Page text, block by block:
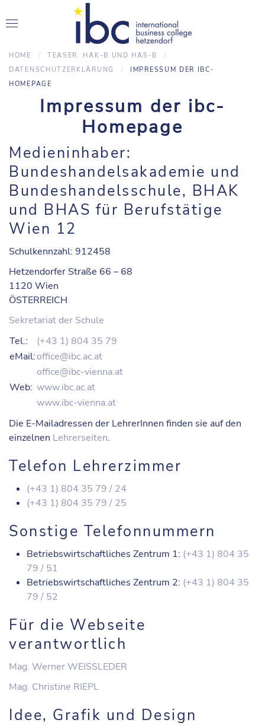
HOME
TEASER: HAK-B UND HAS-B
DATENSCHUTZERKLÄRUNG
IMPRESSUM DER IBC-
HOMEPAGE
Impressum der ibc-
Homepage
Medieninhaber:
Bundeshandelsakademie und
Bundeshandelsschule, BHAK
und BHAS für Berufstätige
Wien 12
Schulkennzahl: 912458
Hetzendorfer Straße 66 – 68
1120 Wien
ÖSTERREICH
Sekretariat der Schule
Tel.:
(+43 1) 804 35 79
eMail:office@ibc.ac.at
office@ibc-vienna.at
Web: www.ibc.ac.at
www.ibc-vienna.at
Die E-Mailadressen der LehrerInnen finden sie auf den
einzelnen Lehrerseiten.
Telefon Lehrerzimmer
(+43 1) 804 35 79 / 24
(+43 1) 804 35 79 / 25
Sonstige Telefonnummern
Betriebswirtschaftliches Zentrum 1: (+43 1) 804 35
79 / 51
Betriebswirtschaftliches Zentrum 2: (+43 1) 804 35
79 / 52
Für die Webseite
verantwortlich
Mag. Werner WEISSLEDER
Mag. Christine RIEPL
Idee, Grafik und Design